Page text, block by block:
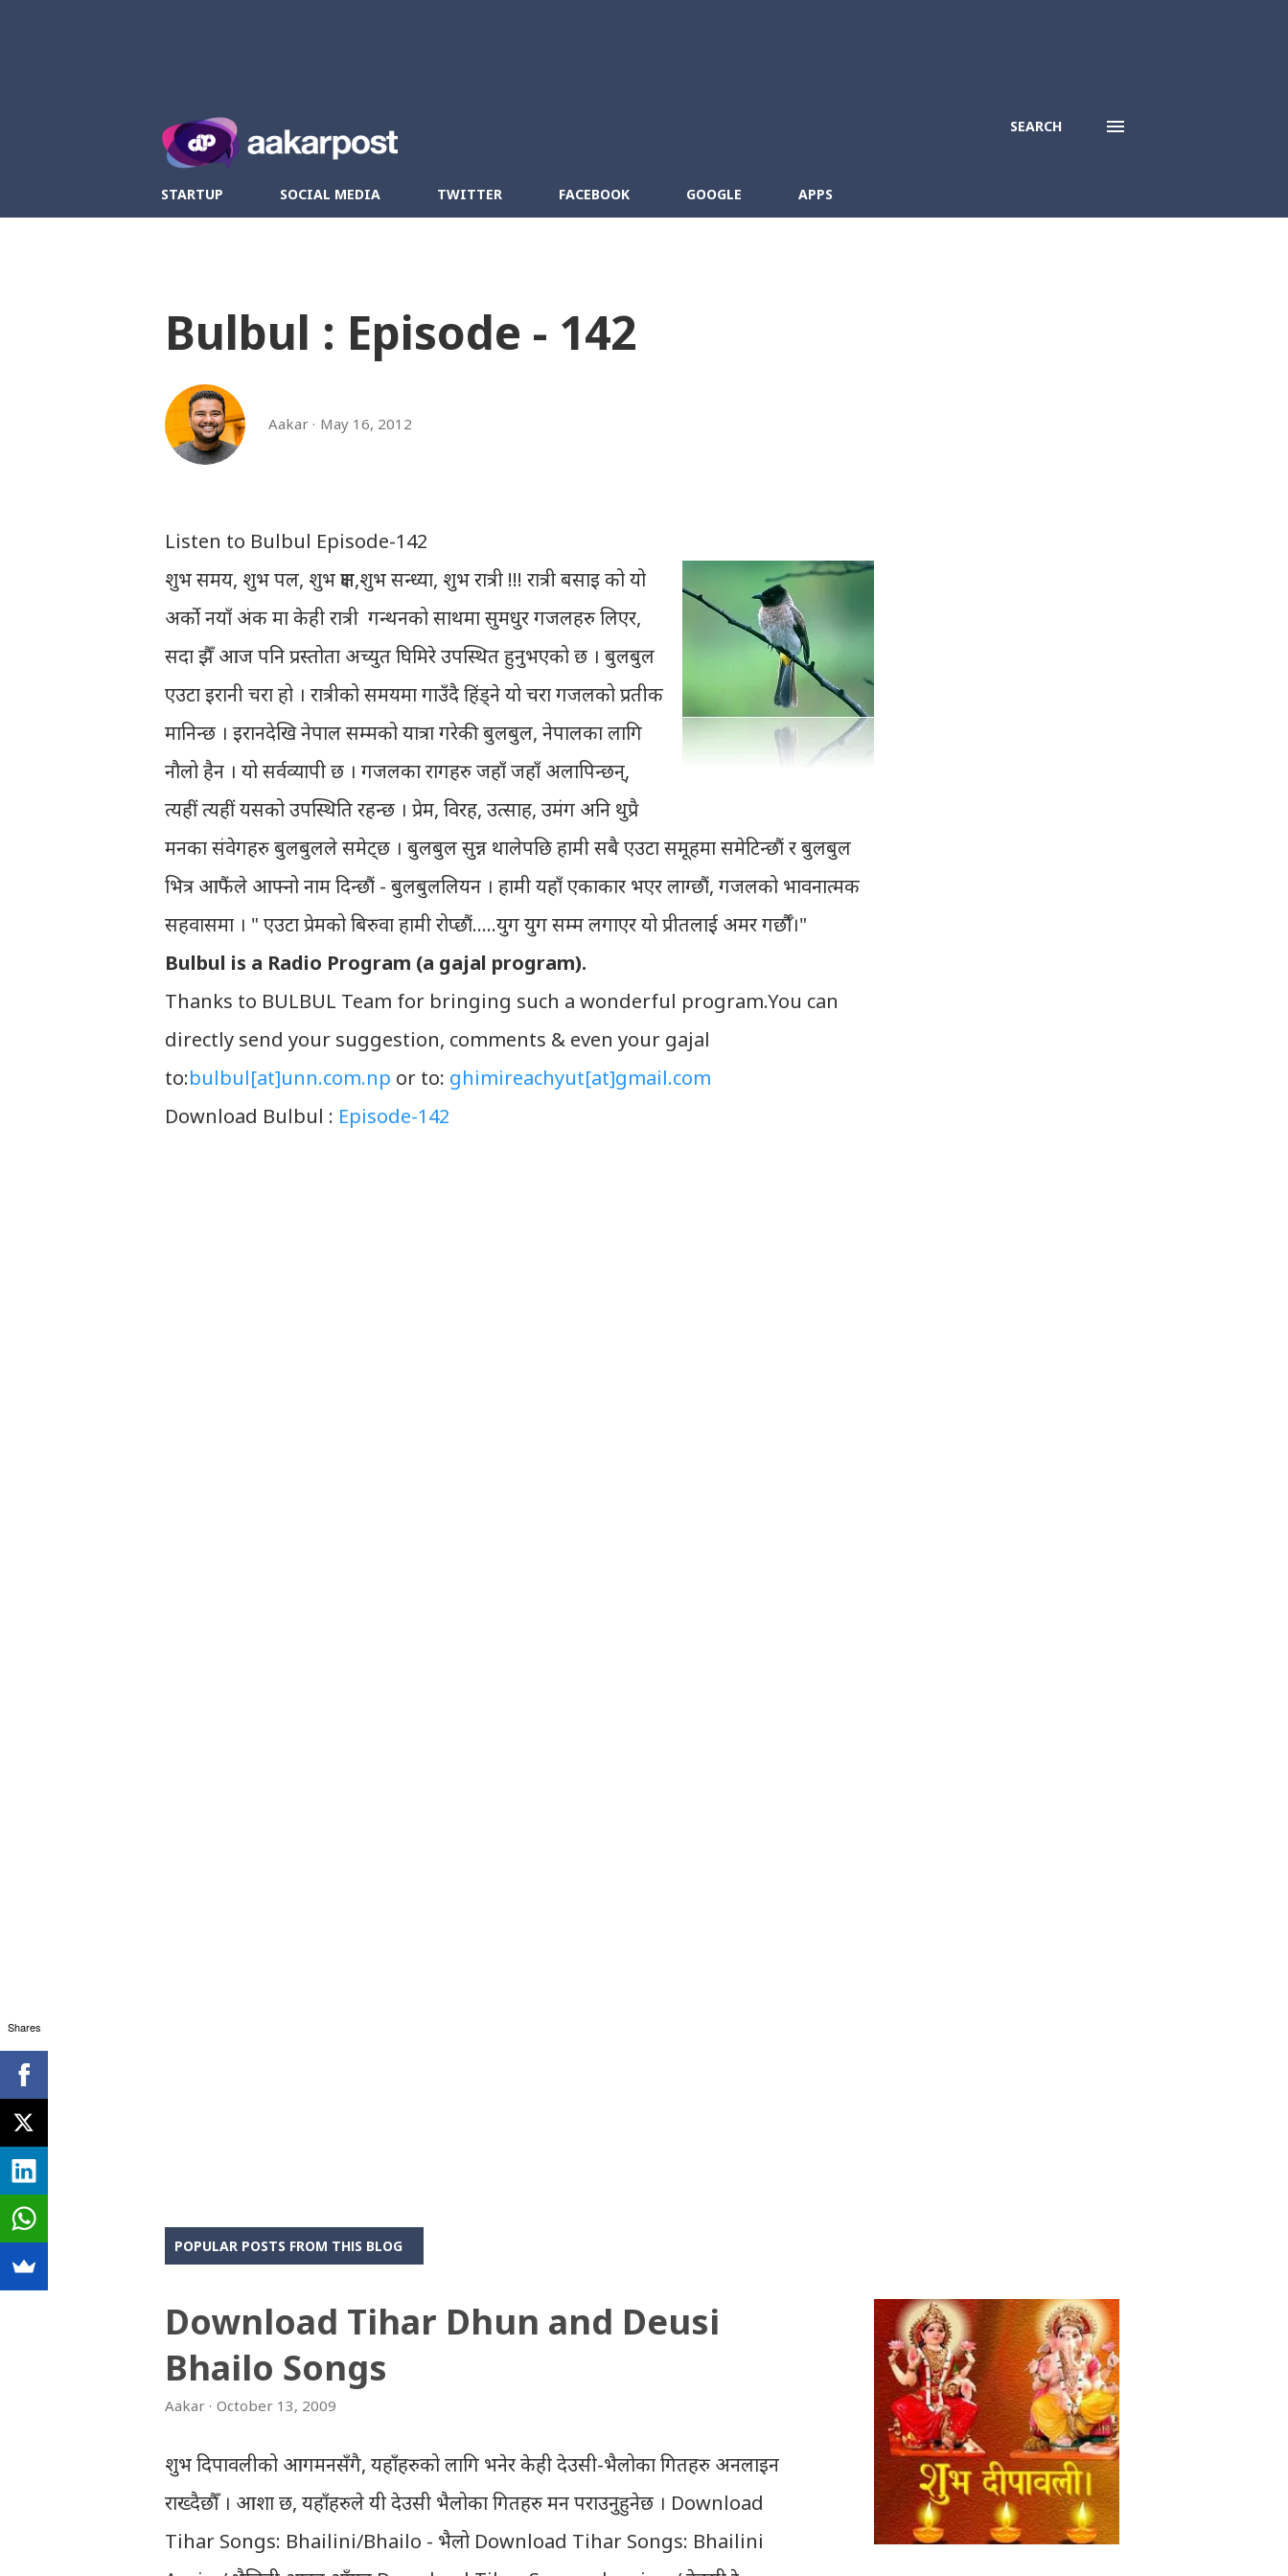
SEARCH
STARTUP SOCIAL MEDIA TWITTER FACEBOOK GOOGLE APPS
Bulbul : Episode - 142
Aakar May 16, 2012
Listen to Bulbul Episode-142
शुभ समय, शुभ पल, शुभ क्षण,शुभ सन्ध्या, शुभ रात्री !!! रात्री बसाइ को यो
अर्को नयाँ अंक मा केही रात्री गन्थनको साथमा सुमधुर गजलहरु लिएर,
सदा झैँ आज पनि प्रस्तोता अच्युत घिमिरे उपस्थित हुनुभएको छ । बुलबुल
एउटा इरानी चरा हो । रात्रीको समयमा गाउँदै हिंड्‍ने यो चरा गजलको प्रतीक
मानिन्छ । इरानदेखि नेपाल सम्मको यात्रा गरेकी बुलबुल, नेपालका लागि
नौलो हैन । यो सर्वव्यापी छ । गजलका रागहरु जहाँ जहाँ अलापिन्छन्,
त्यहीं त्यहीं यसको उपस्थिति रहन्छ । प्रेम, विरह, उत्साह, उमंग अनि थुप्रै
मनका संवेगहरु बुलबुलले समेट्‍छ । बुलबुल सुन्न थालेपछि हामी सबै एउटा समूहमा समेटिन्छौं र बुलबुल
भित्र आफैंले आफ्‍नो नाम दिन्छौं - बुलबुललियन । हामी यहाँ एकाकार भएर लाग्छौं, गजलको भावनात्मक
सहवासमा । " एउटा प्रेमको बिरुवा हामी रोप्छौं.....युग युग सम्म लगाएर यो प्रीतलाई अमर गर्छौँ।"
Bulbul is a Radio Program (a gajal program).
Thanks to BULBUL Team for bringing such a wonderful program.You can
directly send your suggestion, comments & even your gajal
to:bulbul[at]unn.com.np or to: ghimireachyut[at]gmail.com
Download Bulbul : Episode-142
POPULAR POSTS FROM THIS BLOG
Download Tihar Dhun and Deusi
Bhailo Songs
Aakar October 13, 2009
शुभ दिपावलीको आगमनसँगै, यहाँहरुको लागि भनेर केही देउसी-भैलोका गितहरु अनलाइन
राख्दैछौँ । आशा छ, यहाँहरुले यी देउसी भैलोका गितहरु मन पराउनुहुनेछ । Download
Tihar Songs: Bhailini/Bhailo - भैलो Download Tihar Songs: Bhailini
Shares